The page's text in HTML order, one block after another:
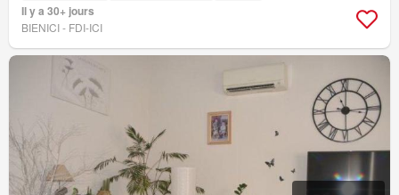
Il y a 30+ jours
BIENICI - FDI-ICI